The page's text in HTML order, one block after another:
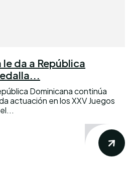
da a República
Dominicana continúa
actuación en los XXV Juegos